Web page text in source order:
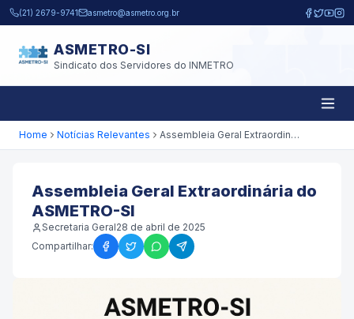
Pular para o conteúdo principal
(21) 2679-9741 asmetro@asmetro.org.br
ASMETRO-SI
Sindicato dos Servidores do INMETRO
Home Notícias Relevantes Assembleia Geral Extraordinária do ASMETRO-SI
Assembleia Geral Extraordinária do
ASMETRO-SI
Secretaria Geral28 de abril de 2025
Compartilhar: